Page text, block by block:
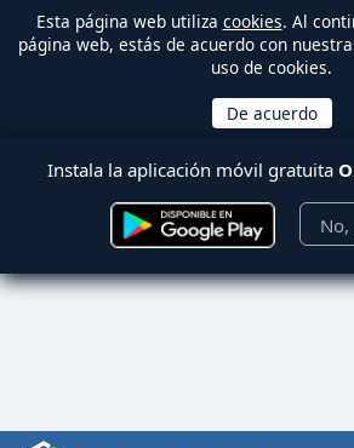
Esta página web utiliza cookies. Al
página web, estás de acuerdo con
uso de cookies.
Instala la aplicación móvil gratuita
No,